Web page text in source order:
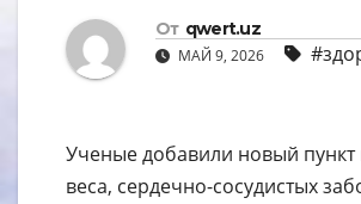
От qwert.uz
МАЙ 9, 2026
Ученые добавили новый пункт
веса, сердечно-сосудистых